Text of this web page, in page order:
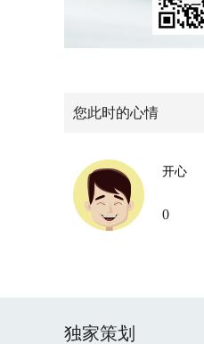
您此时的心情
开心
0
独家策划